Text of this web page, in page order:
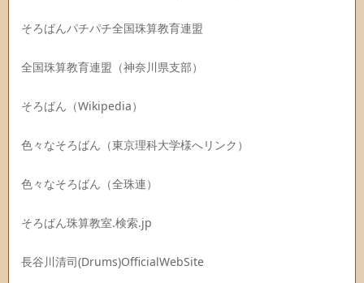
そろばんパチパチ全国珠算教育連盟
全国珠算教育連盟（神奈川県支部）
そろばん（Wikipedia）
色々なそろばん（東京理科大学様へリンク）
色々なそろばん（全珠連）
そろばん珠算教室.検索.jp
長谷川清司(Drums)OfficialWebSite